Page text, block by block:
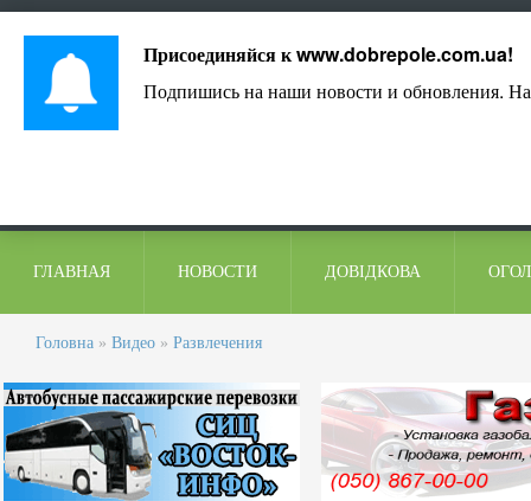
ГЛАВНАЯ НОВОСТИ ДОВІДКОВА
Головна » Видео » Развлечения
Присоединяйся кwww.dobrepole.com.ua!
Подпишись на наши новости и обновления.